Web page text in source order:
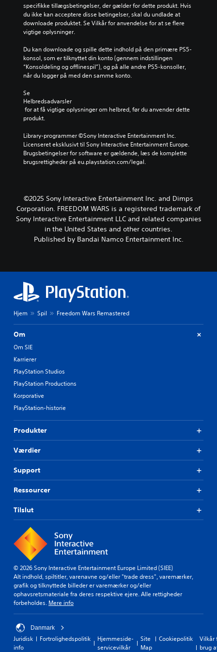
specifikke tillægsbetingelser, der gælder for dette produkt. Hvis
du ikke kan acceptere disse betingelser, skal du undlade at
downloade produktet. Se Vilkår for anvendelse for at se flere
vigtige oplysninger.
Du kan downloade og spille dette indhold på den primære PS5-
konsol, som er tilknyttet din konto (gennem indstillingen
“Konsoldeling og offlinespil”), og på alle andre PS5-konsoller,
når du logger på med den samme konto.
Se
Helbredsadvarsler
produkt.
Library-programmer ©Sony Interactive Entertainment Inc.
Licenseret eksklusivt til Sony Interactive Entertainment Europe.
Brugsbetingelser for software er gældende, læs de komplette
brugsrettigheder på eu.playstation.com/legal.
©2025 Sony Interactive Entertainment Inc. and Dimps
Corporation. FREEDOM WARS is a registered trademark of
Sony Interactive Entertainment LLC and related companies
in the United States and other countries.
Published by Bandai Namco Entertainment Inc.
Hjem Spil Freedom Wars Remastered
Om
Om SIE
Karrierer
PlayStation Studios
PlayStation Productions
Korporative
PlayStation-historie
Produkter
Værdier
Support
Ressourcer
Tilslut
© 2026 Sony Interactive Entertainment Europe Limited (SIEE)
Alt indhold, spiltitler, varenavne og/eller "trade dress", varemærker,
grafik og tilknyttede billeder er varemærker og/eller
ophavsretsmateriale fra deres respektive ejere. Alle rettigheder
forbeholdes. Mere info
Danmark
Juridisk
info
Fortrolighedspolitik
Hjemmeside-
servicevilkår
Site
Map
Cookiepolitik
Vilkår
brug